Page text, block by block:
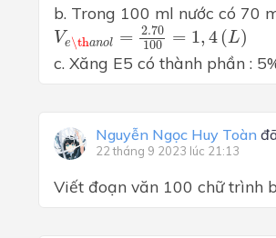
b. Trong 100 ml nước có 70
Ve\thanol = 2.70
100
= 1, 4 (L)
Ve \than ol=2.70100=14( L)
c. Xăng E5 có thành phần :
Nguyễn Ngọc Huy Toàn
22 tháng 9 2023 lúc 21:13
Viết đoạn văn 100 chữ trình